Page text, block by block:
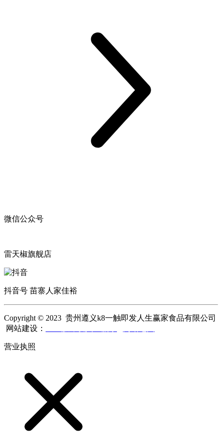
微信公众号
雷天椒旗舰店
抖音号 苗寨人家佳裕
Copyright © 2023 贵州遵义k8一触即发人生赢家食品有限公司
网站建设：
营业执照